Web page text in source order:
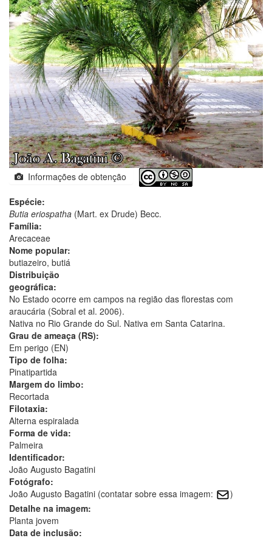
Informações de obtenção
Espécie:
Butia eriospatha (Mart. ex Drude) Becc.
Família:
Arecaceae
Nome popular:
butiazeiro, butiá
Distribuição
geográfica:
No Estado ocorre em campos na região das florestas com
araucária (Sobral et al. 2006).
Nativa no Rio Grande do Sul. Nativa em Santa Catarina.
Grau de ameaça (RS):
Em perigo (EN)
Tipo de folha:
Pinatipartida
Margem do limbo:
Recortada
Filotaxia:
Alterna espiralada
Forma de vida:
Palmeira
Identificador:
João Augusto Bagatini
Fotógrafo:
João Augusto Bagatini (contatar sobre essa imagem:
)
Detalhe na imagem:
Planta jovem
Data de inclusão: